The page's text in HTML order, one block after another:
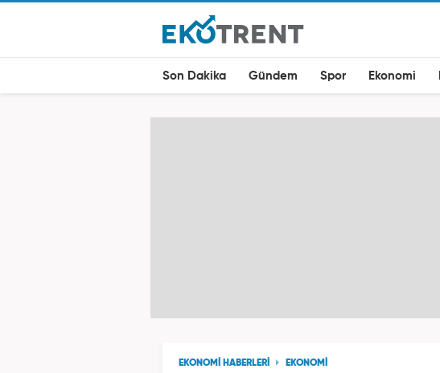
Son Dakika Gündem Spor Ekonomi
EKONOMİ HABERLERİ EKONOMİ